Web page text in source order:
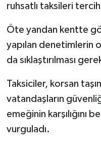
ruhsatlı taksileri
Öte yandan kentte
yapılan denetimlerin
da sıklaştırılması
Taksiciler, korsan
vatandaşların
emeğinin karşılığını
vurguladı.